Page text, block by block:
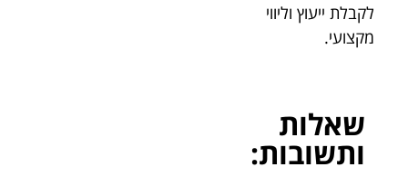
לקבלת ייעוץ וליווי
מקצועי.
שאלות
ותשובות: